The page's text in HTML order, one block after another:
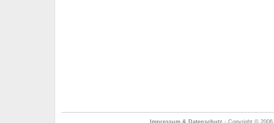
Impressum & Datenschutz - Copyright ©